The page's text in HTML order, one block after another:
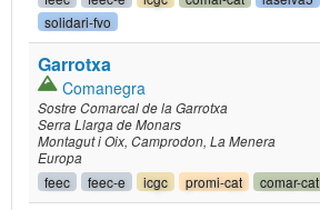
solidari-fvo
Garrotxa
Comanegra
Sostre Comarcal de la Garrotxa
Serra Llarga de Monars
Montagut i Oix Camprodon La Menera
Europa
feec feec-e icgc promi-cat comar-cat